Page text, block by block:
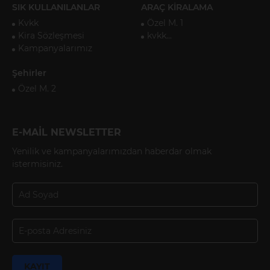
SIK KULLANILANLAR
Kvkk
Kira Sözleşmesi
Kampanyalarımız
ARAÇ KİRALAMA
Özel M. 1
kvkk...
Şehirler
Özel M. 2
E-MAİL NEWSLETTER
Yenilik ve kampanyalarımızdan haberdar olmak
istermisiniz.
KAYIT